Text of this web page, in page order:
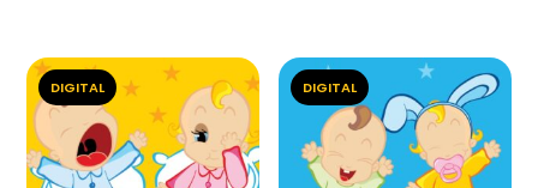
DIGITAL DIGITAL